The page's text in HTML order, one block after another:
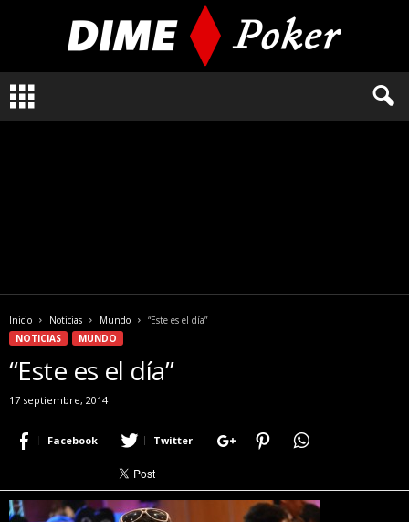
q
t
Inicio Noticias Mundo
“Este es el día”
NOTICIAS
MUNDO
“Este es el día”
17 septiembre, 2014
Facebook Twitter